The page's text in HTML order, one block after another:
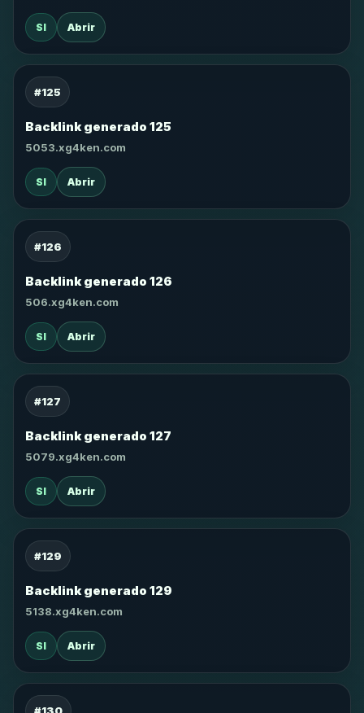
SI Abrir
#125
Backlink generado 125
5053.xg4ken.com
SI Abrir
#126
Backlink generado 126
506.xg4ken.com
SI Abrir
#127
Backlink generado 127
5079.xg4ken.com
SI Abrir
#129
Backlink generado 129
5138.xg4ken.com
SI Abrir